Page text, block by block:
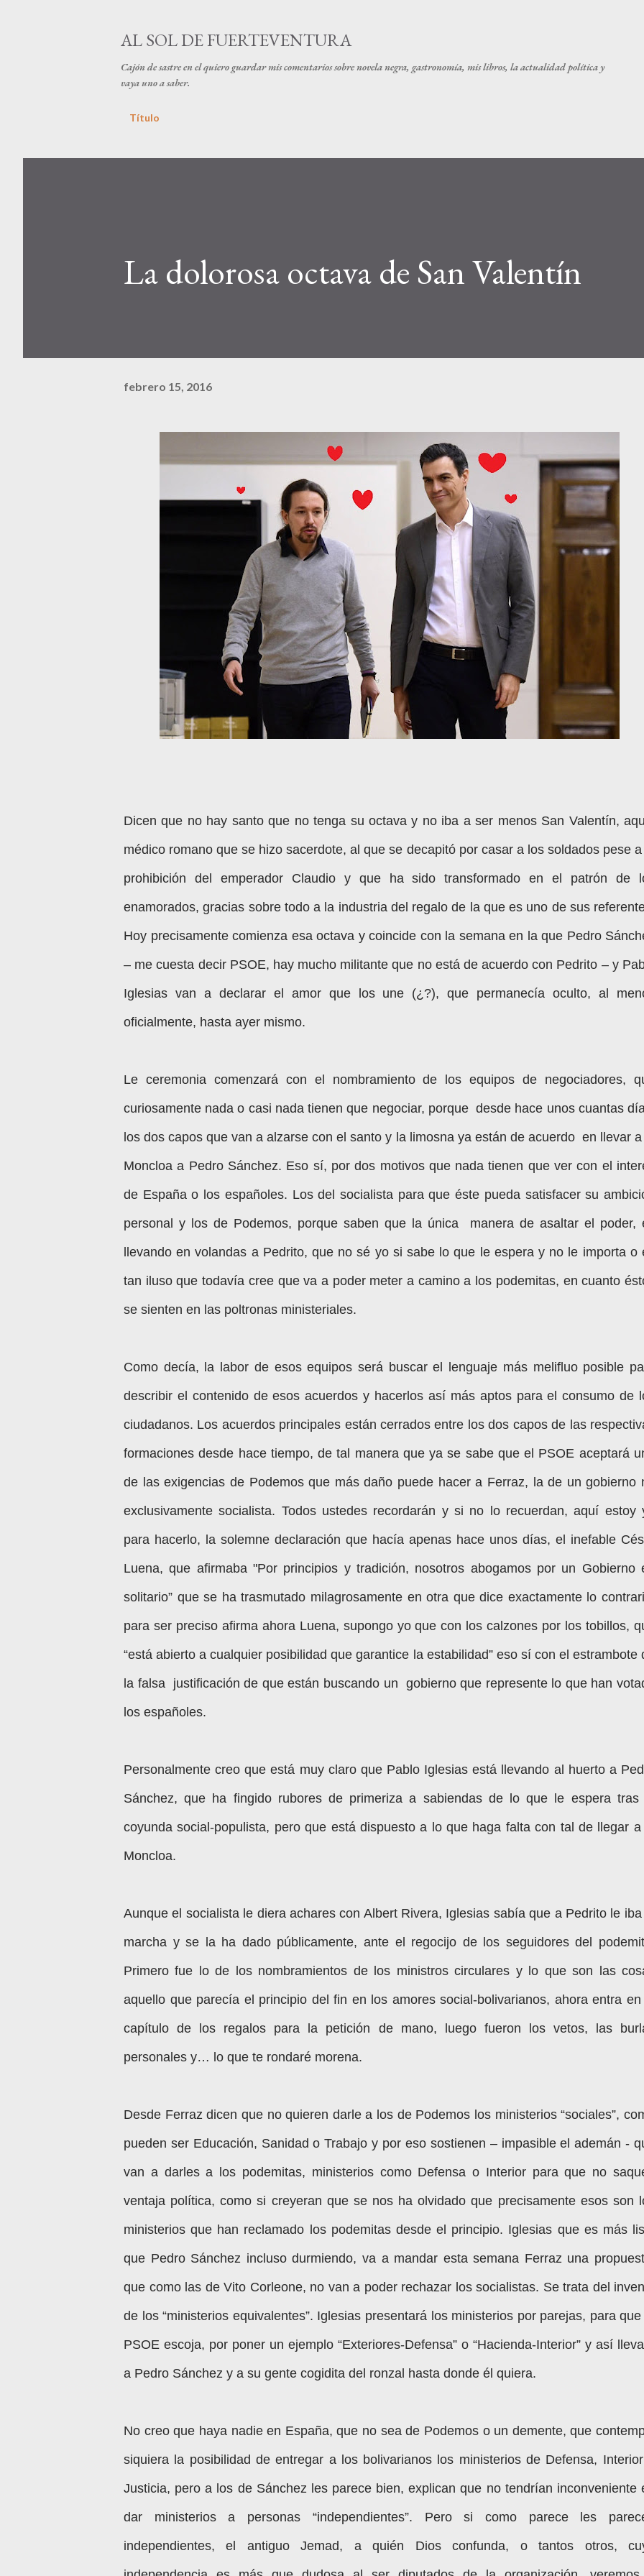
AL SOL DE FUERTEVENTURA
Cajón de sastre en el quiero guardar mis comentarios sobre novela negra, gastronomía, mis libros, la actualidad política y
vaya uno a saber.
Título
La dolorosa octava de San Valentín
febrero 15, 2016
Dicen que no hay santo que no tenga su octava y no iba a ser menos San Valentín,
médico romano que se hizo sacerdote, al que se decapitó por casar a los soldados pese
prohibición del emperador Claudio y que ha sido transformado en el patrón de
enamorados, gracias sobre todo a la industria del regalo de la que es uno de sus
Hoy precisamente comienza esa octava y coincide con la semana en la que Pedro
– me cuesta decir PSOE, hay mucho militante que no está de acuerdo con Pedrito – y
Iglesias van a declarar el amor que los une (¿?), que permanecía oculto, al
oficialmente, hasta ayer mismo.
Le ceremonia comenzará con el nombramiento de los equipos de negociadores,
curiosamente nada o casi nada tienen que negociar, porque desde hace unos cuantas
los dos capos que van a alzarse con el santo y la limosna ya están de acuerdo en llevar
Moncloa a Pedro Sánchez. Eso sí, por dos motivos que nada tienen que ver con el
de España o los españoles. Los del socialista para que éste pueda satisfacer su
personal y los de Podemos, porque saben que la única manera de asaltar el poder,
llevando en volandas a Pedrito, que no sé yo si sabe lo que le espera y no le importa o
tan iluso que todavía cree que va a poder meter a camino a los podemitas, en cuanto
se sienten en las poltronas ministeriales.
Como decía, la labor de esos equipos será buscar el lenguaje más melifluo posible
describir el contenido de esos acuerdos y hacerlos así más aptos para el consumo de
ciudadanos. Los acuerdos principales están cerrados entre los dos capos de las
formaciones desde hace tiempo, de tal manera que ya se sabe que el PSOE aceptará
de las exigencias de Podemos que más daño puede hacer a Ferraz, la de un gobierno
exclusivamente socialista. Todos ustedes recordarán y si no lo recuerdan, aquí estoy
para hacerlo, la solemne declaración que hacía apenas hace unos días, el inefable
Luena, que afirmaba "Por principios y tradición, nosotros abogamos por un Gobierno
solitario” que se ha trasmutado milagrosamente en otra que dice exactamente lo
para ser preciso afirma ahora Luena, supongo yo que con los calzones por los tobillos,
“está abierto a cualquier posibilidad que garantice la estabilidad” eso sí con el estrambote
la falsa justificación de que están buscando un gobierno que represente lo que han
los españoles.
Personalmente creo que está muy claro que Pablo Iglesias está llevando al huerto a
Sánchez, que ha fingido rubores de primeriza a sabiendas de lo que le espera tras
coyunda social-populista, pero que está dispuesto a lo que haga falta con tal de llegar a
Moncloa.
Aunque el socialista le diera achares con Albert Rivera, Iglesias sabía que a Pedrito le
marcha y se la ha dado públicamente, ante el regocijo de los seguidores del
Primero fue lo de los nombramientos de los ministros circulares y lo que son las
aquello que parecía el principio del fin en los amores social-bolivarianos, ahora entra en
capítulo de los regalos para la petición de mano, luego fueron los vetos, las
personales y… lo que te rondaré morena.
Desde Ferraz dicen que no quieren darle a los de Podemos los ministerios “sociales”,
pueden ser Educación, Sanidad o Trabajo y por eso sostienen – impasible el ademán -
van a darles a los podemitas, ministerios como Defensa o Interior para que no
ventaja política, como si creyeran que se nos ha olvidado que precisamente esos son
ministerios que han reclamado los podemitas desde el principio. Iglesias que es más
que Pedro Sánchez incluso durmiendo, va a mandar esta semana Ferraz una
que como las de Vito Corleone, no van a poder rechazar los socialistas. Se trata del
de los “ministerios equivalentes”. Iglesias presentará los ministerios por parejas, para que
PSOE escoja, por poner un ejemplo “Exteriores-Defensa” o “Hacienda-Interior” y así
a Pedro Sánchez y a su gente cogidita del ronzal hasta donde él quiera.
No creo que haya nadie en España, que no sea de Podemos o un demente, que
siquiera la posibilidad de entregar a los bolivarianos los ministerios de Defensa,
Justicia, pero a los de Sánchez les parece bien, explican que no tendrían inconveniente
dar ministerios a personas “independientes”. Pero si como parece les
independientes, el antiguo Jemad, a quién Dios confunda, o tantos otros,